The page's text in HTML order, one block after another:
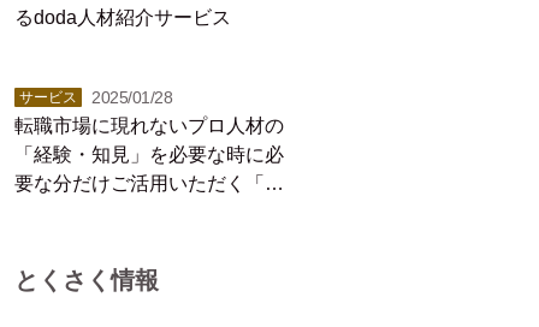
るdoda人材紹介サービス
サービス 2025/01/28
転職市場に現れないプロ人材の
「経験・知見」を必要な時に必
要な分だけご活用いただく「プ
とくさく情報